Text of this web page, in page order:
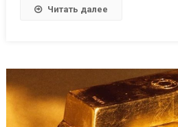
Читать далее